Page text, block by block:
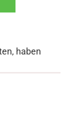
haben